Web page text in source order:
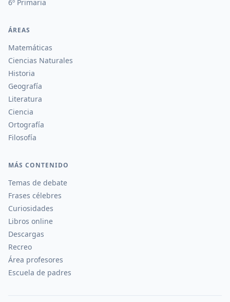
6º Primaria
ÁREAS
Matemáticas
Ciencias Naturales
Historia
Geografía
Literatura
Ciencia
Ortografía
Filosofía
MÁS CONTENIDO
Temas de debate
Frases célebres
Curiosidades
Libros online
Descargas
Recreo
Área profesores
Escuela de padres